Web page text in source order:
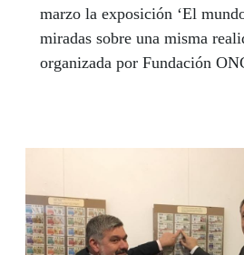
marzo la exposición ‘El
miradas sobre una misma
organizada por Fundación